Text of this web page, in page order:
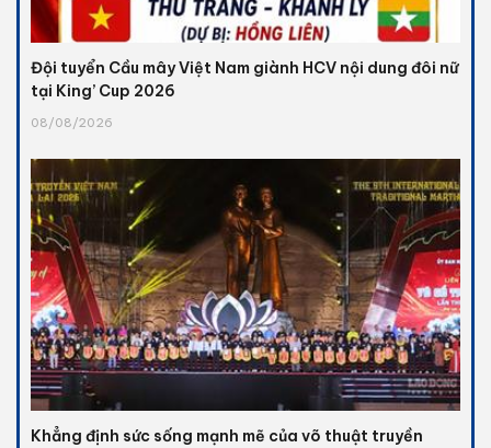
Đội tuyển Cầu mây Việt Nam giành HCV nội dung đôi nữ
tại King’ Cup 2026
08/08/2026
Khẳng định sức sống mạnh mẽ của võ thuật truyền